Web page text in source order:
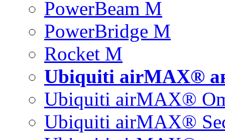
PowerBeam M
PowerBridge M
Rocket M
Ubiquiti airMAX®
Ubiquiti airMAX®
Ubiquiti airMAX®